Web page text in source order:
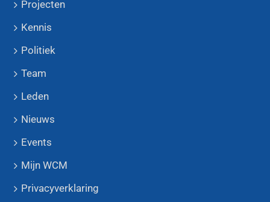
Projecten
Kennis
Politiek
Team
Leden
Nieuws
Events
Mijn WCM
Privacyverklaring